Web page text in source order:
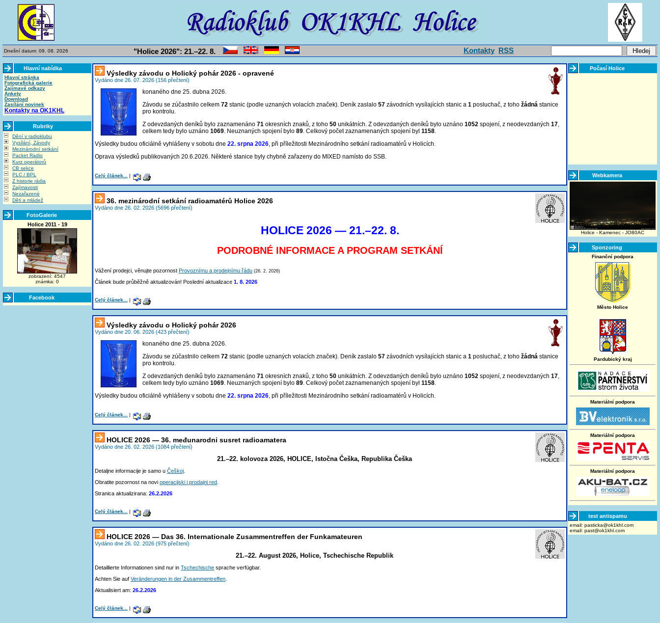
Dnešní datum: 09. 08. 2026 "Holice 2026": 21.–22. 8. Kontakty RSS
Hlavní nabídka
Hlavní stránka
Fotografická galerie
Zajímavé odkazy
Ankety
Download
Zasílání novinek
Kontakty na OK1KHL
Rubriky
Dění v radioklubu
Vysílání, Závody
Mezinárodní setkání
Packet Radio
Kurz operátorů
CB sekce
PLC / BPL
Z historie rádia
Zajímavosti
Nezařazené
Děti a mládež
FotoGalerie
Holice 2011 - 19
zobrazení: 4547
známka: 0
Facebook
Výsledky závodu o Holický pohár 2026 - opravené
Vydáno dne 26. 07. 2026 (156 přečtení)
konaného dne 25. dubna 2026.
Závodu se zúčastnilo celkem 72 stanic (podle uznaných volacích značek). Deník zaslalo 57 závodních vysílajících stanic a 1 posluchač, z toho žádná stanice
pro kontrolu.
Z odevzdaných deníků bylo zaznamenáno 71 okresních znaků, z toho 50 unikátních. Z odevzdaných deníků bylo uznáno 1052 spojení, z neodevzdaných 17,
celkem tedy bylo uznáno 1069. Neuznaných spojení bylo 89. Celkový počet zaznamenaných spojení byl 1158.
Výsledky budou oficiálně vyhlášeny v sobotu dne 22. srpna 2026, při příležitosti Mezinárodního setkání radioamatérů v Holicích.
Oprava výsledků publikovaných 20.6.2026. Některé stanice byly chybně zařazeny do MIXED namísto do SSB.
Celý článek... |
36. mezinárodní setkání radioamatérů Holice 2026
Vydáno dne 26. 02. 2026 (5696 přečtení)
HOLICE 2026 — 21.–22. 8.
PODROBNÉ INFORMACE A PROGRAM SETKÁNÍ
Vážení prodejci, věnujte pozornost Provoznímu a prodejnímu řádu (26. 2. 2026)
Článek bude průběžně aktualizován! Poslední aktualizace 1. 8. 2026
Celý článek... |
Výsledky závodu o Holický pohár 2026
Vydáno dne 20. 06. 2026 (423 přečtení)
konaného dne 25. dubna 2026.
Závodu se zúčastnilo celkem 72 stanic (podle uznaných volacích značek). Deník zaslalo 57 závodních vysílajících stanic a 1 posluchač, z toho žádná stanice
pro kontrolu.
Z odevzdaných deníků bylo zaznamenáno 71 okresních znaků, z toho 50 unikátních. Z odevzdaných deníků bylo uznáno 1052 spojení, z neodevzdaných 17,
celkem tedy bylo uznáno 1069. Neuznaných spojení bylo 89. Celkový počet zaznamenaných spojení byl 1158.
Výsledky budou oficiálně vyhlášeny v sobotu dne 22. srpna 2026, při příležitosti Mezinárodního setkání radioamatérů v Holicích.
Celý článek... |
HOLICE 2026 — 36. međunarodni susret radioamatera
Vydáno dne 26. 02. 2026 (1084 přečtení)
21.–22. kolovoza 2026, HOLICE, Istočna Češka, Republika Češka
Detaljne informacije je samo u Češkoj
Obratite pozornost na novi operacijski i prodajni red
Stranica aktualizirana: 26.2.2026
Celý článek... |
HOLICE 2026 — Das 36. Internationale Zusammentreffen der Funkamateuren
Vydáno dne 26. 02. 2026 (975 přečtení)
21.–22. August 2026, Holice, Tschechische Republik
Detaillierte Informationen sind nur in Tschechische sprache verfügbar.
Achten Sie auf Veränderungen in der Zusammentreffen
Aktualisiert am: 26.2.2026
Celý článek... |
Počasí Holice
Webkamera
Holice - Kamenec - JO80AC
Sponzoring
Finanční podpora
Město Holice
Pardubický kraj
Materiální podpora
Materiální podpora
Materiální podpora
test antispamu
email: moc.lhk1ko@akcitsap
email: past@ok1khl.com